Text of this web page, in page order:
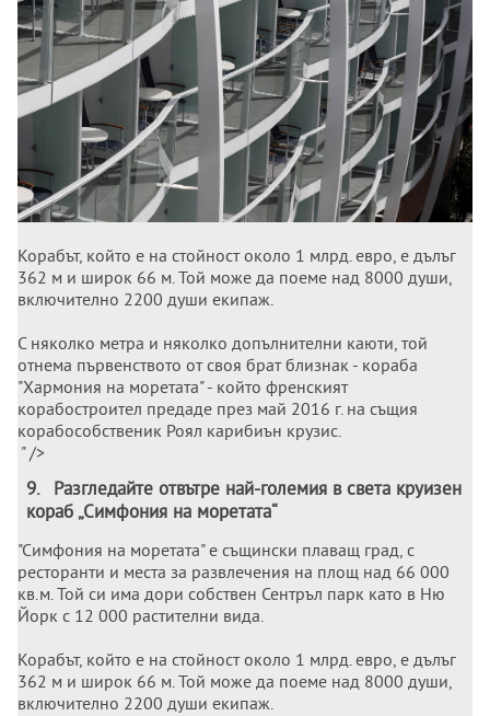
Корабът, който е на стойност около 1 млрд. евро, е дълъг
362 м и широк 66 м. Той може да поеме над 8000 души,
включително 2200 души екипаж.
С няколко метра и няколко допълнителни каюти, той
отнема първенството от своя брат близнак - кораба
"Хармония на моретата" - който френският
корабостроител предаде през май 2016 г. на същия
корабособственик Роял карибиън крузис.
" />
9.
Разгледайте отвътре най-големия в света круизен
кораб „Симфония на моретата“
"Симфония на моретата" е същински плаващ град, с
ресторанти и места за развлечения на площ над 66 000
кв.м. Той си има дори собствен Сентръл парк като в Ню
Йорк с 12 000 растителни вида.
Корабът, който е на стойност около 1 млрд. евро, е дълъг
362 м и широк 66 м. Той може да поеме над 8000 души,
включително 2200 души екипаж.